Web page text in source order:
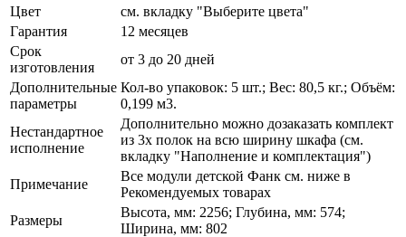
Цвет
см. вкладку "Выберите цвета"
Гарантия
12 месяцев
Срок
изготовления
от 3 до 20 дней
Дополнительные
параметры
Кол-во упаковок: 5 шт.; Вес: 80,5 кг.; Объём:
0,199 м3.
Нестандартное
исполнение
Дополнительно можно дозаказать комплект
из 3х полок на всю ширину шкафа (см.
вкладку "Наполнение и комплектация")
Примечание
Все модули детской Фанк см. ниже в
Рекомендуемых товарах
Размеры
Высота, мм: 2256; Глубина, мм: 574;
Ширина, мм: 802